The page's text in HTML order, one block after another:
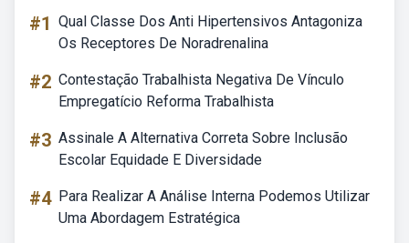
#1 Qual Classe Dos Anti Hipertensivos Antagoniza
Os Receptores De Noradrenalina
#2 Contestação Trabalhista Negativa De Vínculo
Empregatício Reforma Trabalhista
#3 Assinale A Alternativa Correta Sobre Inclusão
Escolar Equidade E Diversidade
#4 Para Realizar A Análise Interna Podemos Utilizar
Uma Abordagem Estratégica